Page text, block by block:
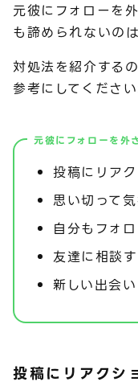
元彼にフォローを
も諦められないの
対処法を紹介する
参考にしてください
元彼にフォローを外
投稿にリア
思い切って
自分もフォ
友達に相談
新しい出会
投稿にリアクシ